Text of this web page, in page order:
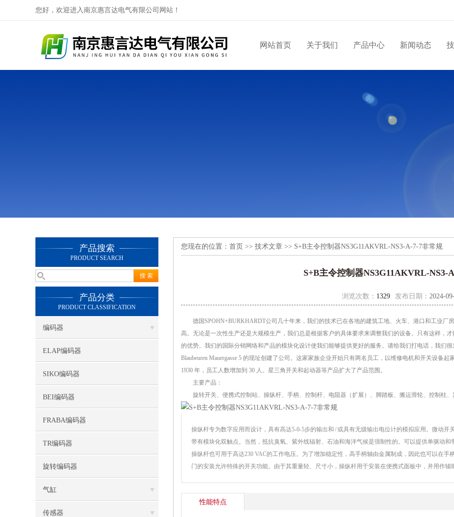
您好，欢迎进入南京惠言达电气有限公司网站！
网站首页 关于我们 产品中心 新闻动态
产品搜索
PRODUCT SEARCH
产品分类
PRODUCT CLASSIFICATION
编码器
ELAP编码器
SIKO编码器
BEI编码器
FRABA编码器
TR编码器
旋转编码器
气缸
传感器
您现在的位置： 首页 >> 技术文章 >> S+B主令控制器NS3G11AKVRL-NS3-A-7-7非常规
S+B主令控制器NS3G11AKVRL-NS3-
浏览次数： 1329 发布日期： 2024-
德国SPOHN+BURKHARDT公司几十年来，我们的技术已在各地的建筑工地、火车、港口和工业厂
高。无论是一次性生产还是大规模生产，我们总是根据客户的具体要求来调整我们的设备。只有这样，
的优势。我们的国际分销网络和产品的模块化设计使我们能够提供更好的服务。请给我们打电话，我们很
Blaubeuren Mauergasse 5 的现址创建了公司。这家家族企业开始只有两名员工，以维修电机和开关设备
1930 年，员工人数增加到 30 人。星三角开关和起动器等产品扩大了产品范围。
主要产品：
旋转开关、便携式控制站、操纵杆、手柄、控制杆、电阻器（扩展）、脚踏板、搬运滑轮、控制柱、
操纵杆专为数字应用而设计，具有高达5-0-5步的输出和 / 或具有无级输出电位计的模拟应用。微动开
带有模块化双触点。当然，抵抗臭氧、紫外线辐射、石油和海洋气候是强制性的。可以提供单驱动
操纵杆也可用于高达230 VAC的工作电压。为了增加稳定性，高手柄轴由金属制成，因此也可以在
门的安装允许特殊的开关功能。由于其重量轻、尺寸小，操纵杆用于安装在便携式面板中，并用作辅
性能特点